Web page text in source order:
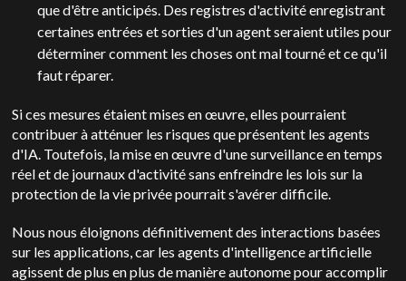
que d'être anticipés. Des registres d'activité enregistrant
certaines entrées et sorties d'un agent seraient utiles pour
déterminer comment les choses ont mal tourné et ce qu'il
faut réparer.
Si ces mesures étaient mises en œuvre, elles pourraient
contribuer à atténuer les risques que présentent les agents
d'IA. Toutefois, la mise en œuvre d'une surveillance en temps
réel et de journaux d'activité sans enfreindre les lois sur la
protection de la vie privée pourrait s'avérer difficile.
Nous nous éloignons définitivement des interactions basées
sur les applications, car les agents d'intelligence artificielle
agissent de plus en plus de manière autonome pour accomplir